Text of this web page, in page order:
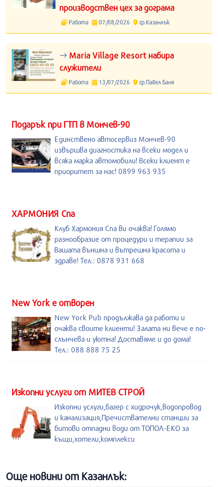
производствен цех за дограма
Работа 07/08/2026 гр.Казанлък
Maria Village Resort набира
служители
Работа 13/07/2026 гр.Павел Баня
Подарък при ГТП в Мончев-90
Единствено автосервиз Мончев-90
извършва диагностика на всеки модел и
всяка марка автомобили! Всеки клиент е
приоритет за нас! 0899 963 935
ХАРМОНИЯ Спа
Клуб Хармония Спа ви очаква! Голямо
разнообразие от процедури и терапии за
Вашата външна и вътрешна красота и
здраве! Тел.: 0878 931 668
New York е отворен
New York Pub продължава да работи и
очаква своите клиенти! Залата ни вече е по-
слънчева и уютна! Доставяме и до дома!
Тел.: 088 888 75 25
Изкопни услуги от МИТЕВ СТРОЙ
Изкопни услуги,багер с хидрочук,водопровод
и канализация,Пречиствателни станции за
битови отпадни води от ТОПОЛ-ЕКО за
къщи,хотели,комплекси
Още новини от Казанлък: